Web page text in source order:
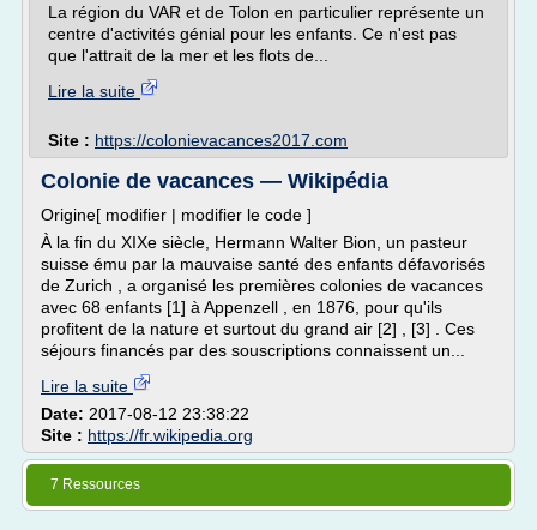
La région du VAR et de Tolon en particulier représente un
centre d'activités génial pour les enfants. Ce n'est pas
que l'attrait de la mer et les flots de...
Lire la suite
Site : https://colonievacances2017.com
Colonie de vacances — Wikipédia
Origine[ modifier | modifier le code ]
À la fin du XIXe siècle, Hermann Walter Bion, un pasteur
suisse ému par la mauvaise santé des enfants défavorisés
de Zurich , a organisé les premières colonies de vacances
avec 68 enfants [1] à Appenzell , en 1876, pour qu'ils
profitent de la nature et surtout du grand air [2] , [3] . Ces
séjours financés par des souscriptions connaissent un...
Lire la suite
Date: 2017-08-12 23:38:22
Site : https://fr.wikipedia.org
7 Ressources